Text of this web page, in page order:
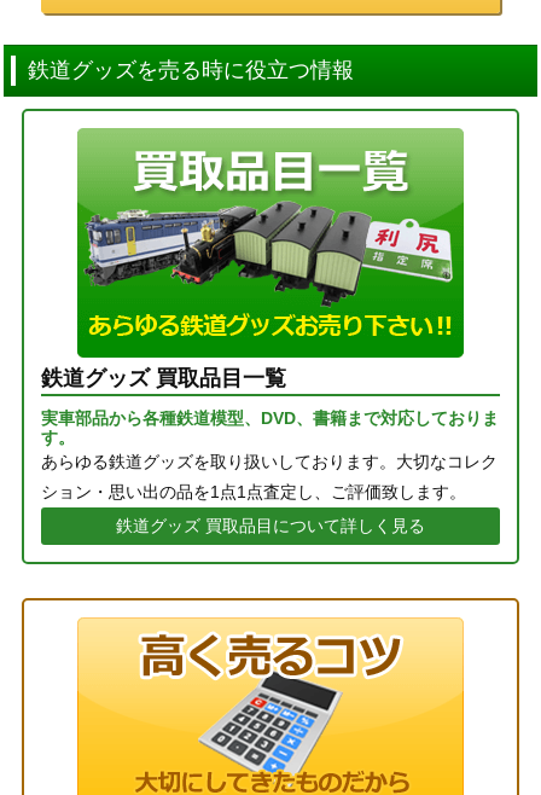
鉄道グッズを売る時に役立つ情報
鉄道グッズ 買取品目一覧
実車部品から各種鉄道模型、DVD、書籍まで対応しておりま
す。
あらゆる鉄道グッズを取り扱いしております。大切なコレク
ション・思い出の品を1点1点査定し、ご評価致します。
鉄道グッズ 買取品目について詳しく見る